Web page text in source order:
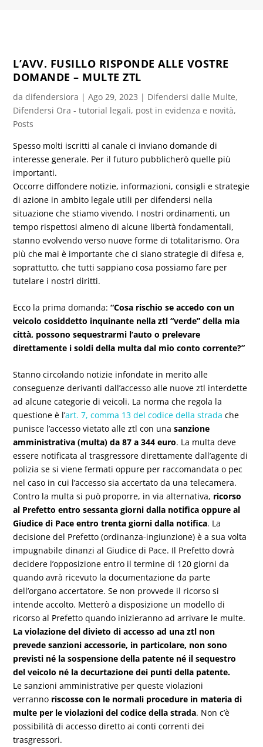
L’AVV. FUSILLO RISPONDE ALLE VOSTRE
DOMANDE – MULTE ZTL
dadifendersiora |Ago 29, 2023 | Difendersi dalle Multe,
Difendersi Ora - tutorial legali, post in evidenza e novità,
Posts
Spesso molti iscritti al canale ci inviano domande di
interesse generale. Per il futuro pubblicherò quelle più
importanti.
Occorre diffondere notizie, informazioni, consigli e strategie
di azione in ambito legale utili per difendersi nella
situazione che stiamo vivendo. I nostri ordinamenti, un
tempo rispettosi almeno di alcune libertà fondamentali,
stanno evolvendo verso nuove forme di totalitarismo. Ora
più che mai è importante che ci siano strategie di difesa e,
soprattutto, che tutti sappiano cosa possiamo fare per
tutelare i nostri diritti.
Ecco la prima domanda:“Cosa rischio se accedo con un
veicolo cosiddetto inquinante nella ztl “verde” della mia
città, possono sequestrarmi l’auto o prelevare
direttamente i soldi della multa dal mio conto corrente?”
Stanno circolando notizie infondate in merito alle
conseguenze derivanti dall’accesso alle nuove ztl interdette
ad alcune categorie di veicoli. La norma che regola la
questione è l’art. 7, comma 13 del codice della strada che
punisce l’accesso vietato alle ztl con unasanzione
amministrativa (multa) da 87 a 344 euro. La multa deve
essere notificata al trasgressore direttamente dall’agente di
polizia se si viene fermati oppure per raccomandata o pec
nel caso in cui l’accesso sia accertato da una telecamera.
Contro la multa si può proporre, in via alternativa, ricorso
al Prefetto entro sessanta giorni dalla notifica oppure al
Giudice di Pace entro trenta giorni dalla notifica. La
decisione del Prefetto (ordinanza-ingiunzione) è a sua volta
impugnabile dinanzi al Giudice di Pace. Il Prefetto dovrà
decidere l’opposizione entro il termine di 120 giorni da
quando avrà ricevuto la documentazione da parte
dell’organo accertatore. Se non provvede il ricorso si
intende accolto. Metterò a disposizione un modello di
ricorso al Prefetto quando inizieranno ad arrivare le multe.
La violazione del divieto di accesso ad una ztl non
prevede sanzioni accessorie, in particolare, non sono
previsti né la sospensione della patente né il sequestro
del veicolo né la decurtazione dei punti della patente.
Le sanzioni amministrative per queste violazioni
verranno riscosse con le normali procedure in materia di
multe per le violazioni del codice della strada. Non c’è
possibilità di accesso diretto ai conti correnti dei
trasgressori.